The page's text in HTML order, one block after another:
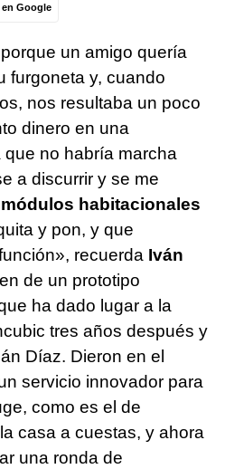
en Google
un amigo quería
furgoneta y, cuando
nos resultaba un poco
dinero en una
no habría marcha
a discurrir y se me
habitacionales
y pon, y que
recuerda Iván
de un prototipo
ha dado lugar a la
tres años después y
Díaz. Dieron en el
servicio innovador para
como es el de
casa a cuestas, y ahora
una ronda de